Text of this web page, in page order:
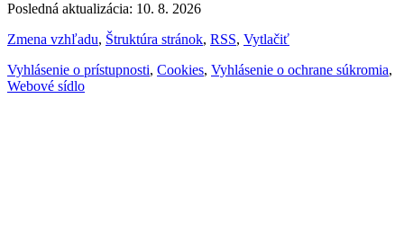
Posledná aktualizácia: 10. 8. 2026
Zmena vzhľadu, Štruktúra stránok, RSS, Vytlačiť
Vyhlásenie o prístupnosti, Cookies, Vyhlásenie o ochrane súkromia,
Webové sídlo